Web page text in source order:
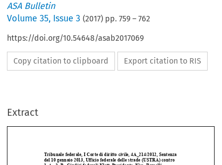
ASA Bulletin
Volume35, Issue 3 (2017) pp.759 –762
https://doi.org/10.54648/asab2017069
Copy citation to clipboard Export citation to RIS
Extract



 
Tribunale federale, I Corte di diritto civile, 4A_214/2012, Sentenza